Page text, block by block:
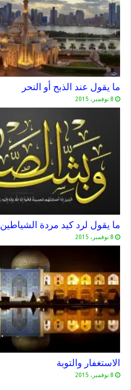
ما يقول عند الذبح أو النحر
8 نوفمبر، 2015
ما يقول لرد كيد مردة الشياطين
8 نوفمبر، 2015
الاستغفار والتوبة
8 نوفمبر، 2015